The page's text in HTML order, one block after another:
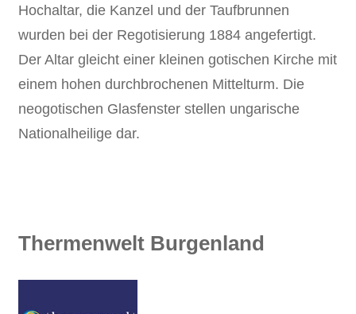
Hochaltar, die Kanzel und der Taufbrunnen
wurden bei der Regotisierung 1884 angefertigt.
Der Altar gleicht einer kleinen gotischen Kirche mit
einem hohen durchbrochenen Mittelturm. Die
neogotischen Glasfenster stellen ungarische
Nationalheilige dar.
Thermenwelt Burgenland